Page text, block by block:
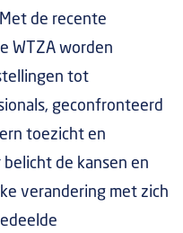
de recente
WTZA worden
tot
geconfronteerd
toezicht en
de kansen en
verandering met zich